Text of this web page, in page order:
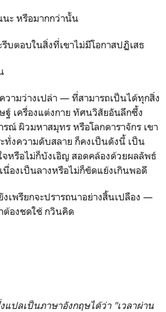
นะ หรือมากกว่านั้น
บตอบในสิ่งที่เขาไม่มีโอกาสปฏิเสธ
ามว่างเปล่า — ที่สามารถเป็นได้ทุกสิ่ง
เครื่องแต่งกาย ทัศนวิสัยอันลึกซึ้ง
ณ์ ผิวมหาสมุทร หรือโลกดาราจักร เขา
ทั่งความดับสลาย ก็คงเป็นดังนี้ เป็น
จหรือไม่ก็บังเอิญ สอดคล้องด้วยผลลัพธ์
องเป็นลางหรือไม่ก็ขัดแย้งเกินพอดี
เพรียกจะปรารถนาอย่างสิ้นเปลือง —
ต้องชดใช้ กวินคิด
แปลเป็นภาษาอังกฤษได้ว่า "เวลาผ่าน